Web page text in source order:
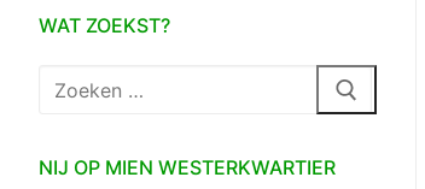
WAT ZOEKST?
Zoeken
NIJ OP MIEN WESTERKWARTIER